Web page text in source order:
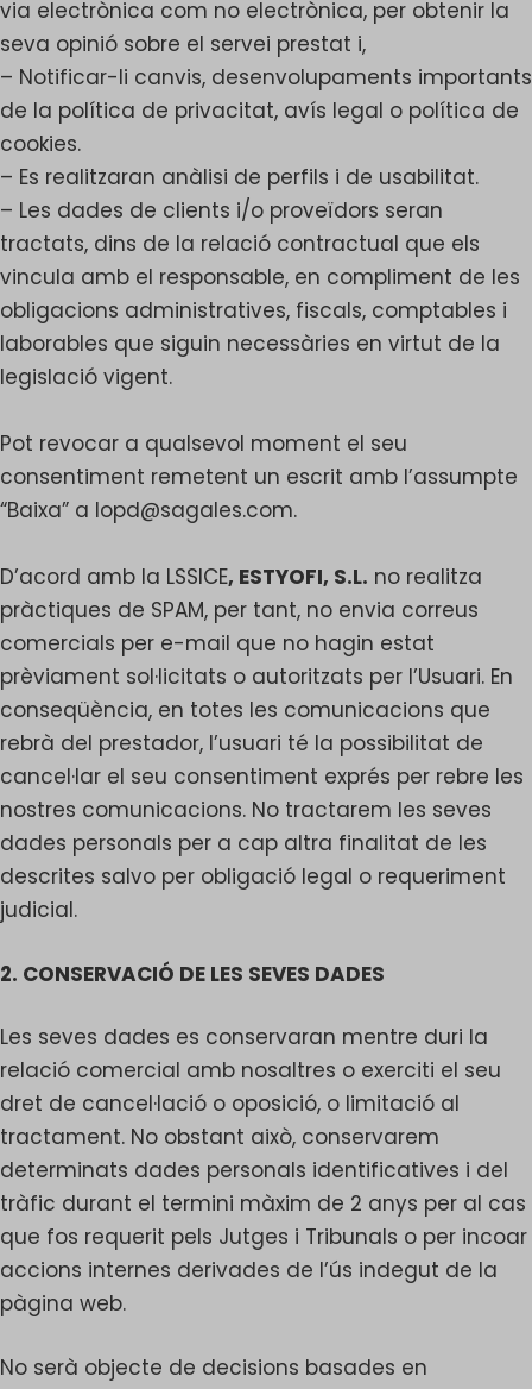
via electrònica com no electrònica, per obtenir la
seva opinió sobre el servei prestat i,
– Notificar-li canvis, desenvolupaments importants
de la política de privacitat, avís legal o política de
cookies.
– Es realitzaran anàlisi de perfils i de usabilitat.
– Les dades de clients i/o proveïdors seran
tractats, dins de la relació contractual que els
vincula amb el responsable, en compliment de les
obligacions administratives, fiscals, comptables i
laborables que siguin necessàries en virtut de la
legislació vigent.
Pot revocar a qualsevol moment el seu
consentiment remetent un escrit amb l’assumpte
“Baixa” a lopd@sagales.com.
D’acord amb la LSSICE, ESTYOFI, S.L. no realitza
pràctiques de SPAM, per tant, no envia correus
comercials per e-mail que no hagin estat
prèviament sol·licitats o autoritzats per l’Usuari. En
conseqüència, en totes les comunicacions que
rebrà del prestador, l’usuari té la possibilitat de
cancel·lar el seu consentiment exprés per rebre les
nostres comunicacions. No tractarem les seves
dades personals per a cap altra finalitat de les
descrites salvo per obligació legal o requeriment
judicial.
2. CONSERVACIÓ DE LES SEVES DADES
Les seves dades es conservaran mentre duri la
relació comercial amb nosaltres o exerciti el seu
dret de cancel·lació o oposició, o limitació al
tractament. No obstant això, conservarem
determinats dades personals identificatives i del
tràfic durant el termini màxim de 2 anys per al cas
que fos requerit pels Jutges i Tribunals o per incoar
accions internes derivades de l’ús indegut de la
pàgina web.
No serà objecte de decisions basades en